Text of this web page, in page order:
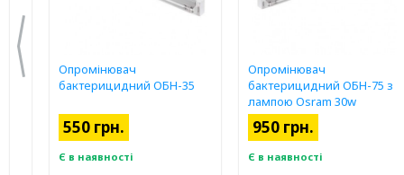
Опромінювач
бактерицидний ОБН-35
550 грн.
Є в наявності
Опромінювач
бактерицидний ОБН-75 з
лампою Osram 30w
950 грн.
Є в наявності